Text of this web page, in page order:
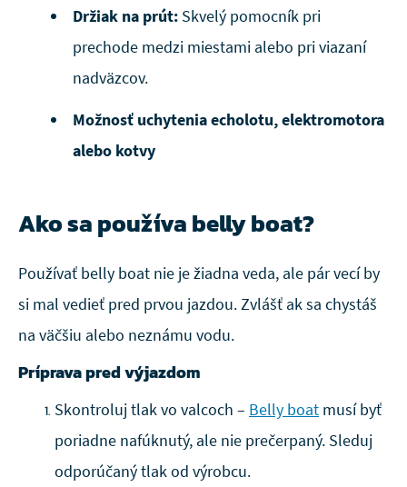
Držiak na prút: Skvelý pomocník pri
prechode medzi miestami alebo pri viazaní
nadväzcov.
Možnosť uchytenia echolotu, elektromotora
alebo kotvy
Ako sa používa belly boat?
Používať belly boat nie je žiadna veda, ale pár vecí by
si mal vedieť pred prvou jazdou. Zvlášť ak sa chystáš
na väčšiu alebo neznámu vodu.
Príprava pred výjazdom
Skontroluj tlak vo valcoch – Belly boat musí byť
poriadne nafúknutý, ale nie prečerpaný. Sleduj
odporúčaný tlak od výrobcu.